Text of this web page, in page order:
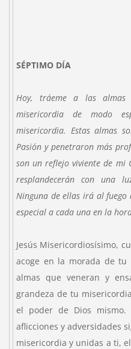
SÉPTIMO DÍA
Hoy, tráeme a las
misericordia de modo
misericordia. Estas almas
Pasión y penetraron más
son un reflejo viviente de mi
resplandecerán con una
Ninguna de ellas irá al
especial a cada una en la
Jesús Misericordiosísimo,
acoge en la morada de tu
almas que veneran y
grandeza de tu
el poder de Dios
aflicciones y adversidades
misericordia y unidas a ti,